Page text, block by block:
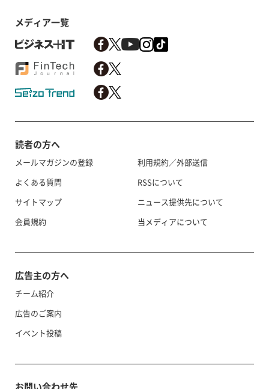
メディア一覧
読者の方へ
メールマガジンの登録
よくある質問
サイトマップ
会員規約
利用規約／外部送信
RSSについて
ニュース提供先について
当メディアについて
広告主の方へ
チーム紹介
広告のご案内
イベント投稿